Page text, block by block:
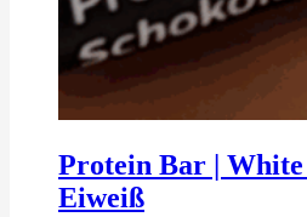
Protein Bar |
Eiweiß